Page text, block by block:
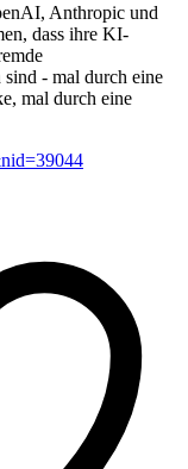
Anthropic und
dass ihre KI-
sind - mal durch eine
mal durch eine